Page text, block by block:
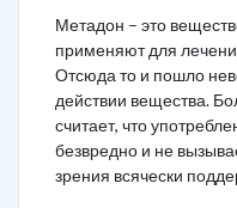
Метадон – это
применяют для
Отсюда то и пошло
действии вещества.
считает, что
безвредно и не
зрения всячески